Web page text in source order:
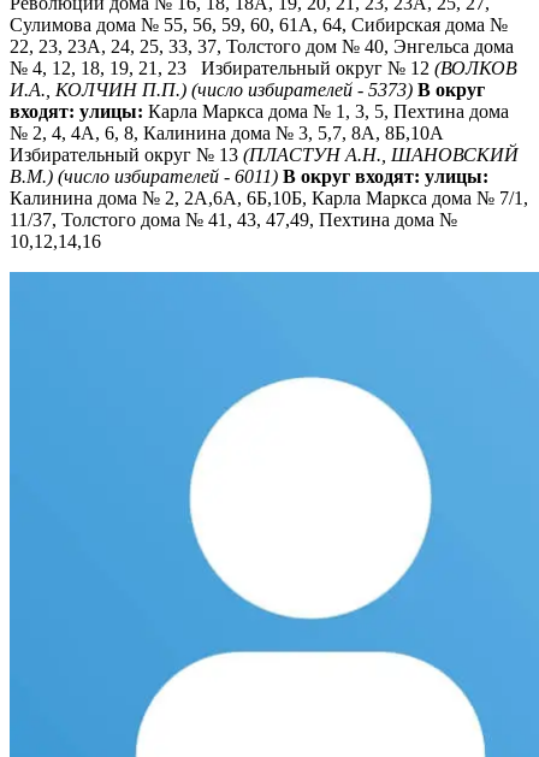
Сулимова дома № 55, 56, 59, 60, 61А, 64, Сибирская дома №
22, 23, 23А, 24, 25, 33, 37, Толстого дом № 40, Энгельса дома
№ 4, 12, 18, 19, 21, 23 Избирательный округ № 12 (ВОЛКОВ
И.А., КОЛЧИН П.П.) (число избирателей - 5373) В округ
входят: улицы: Карла Маркса дома № 1, 3, 5, Пехтина дома
№ 2, 4, 4А, 6, 8, Калинина дома № 3, 5,7, 8А, 8Б,10А
Избирательный округ № 13 (ПЛАСТУН А.Н., ШАНОВСКИЙ
В.М.) (число избирателей - 6011) В округ входят: улицы:
Калинина дома № 2, 2А,6А, 6Б,10Б, Карла Маркса дома № 7/1,
11/37, Толстого дома № 41, 43, 47,49, Пехтина дома №
10,12,14,16